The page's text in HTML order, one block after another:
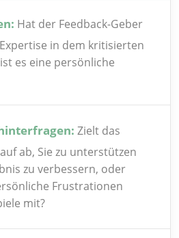
Hat der Feedback-Geber
in dem kritisierten
es eine persönliche
Zielt das
ab, Sie zu unterstützen
zu verbessern, oder
Frustrationen
mit?